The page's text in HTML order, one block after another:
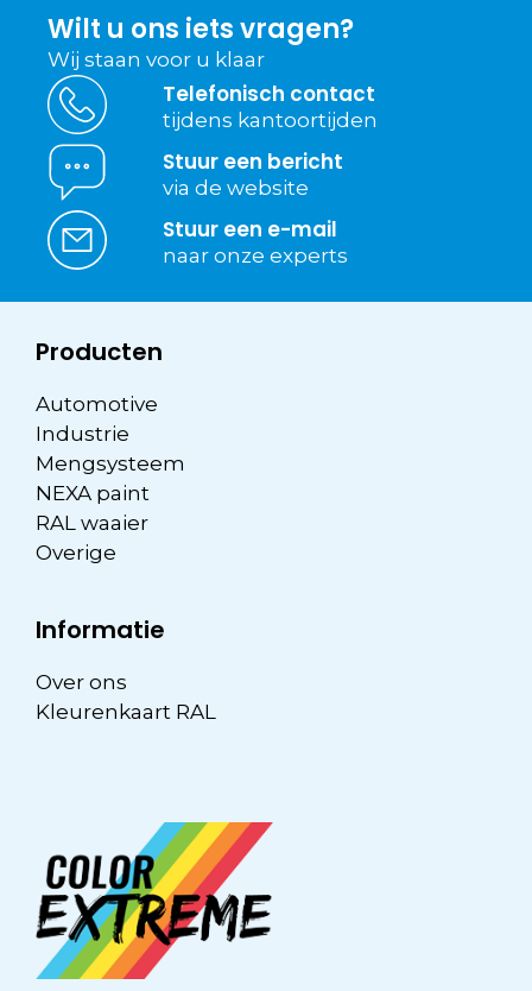
Wilt u ons iets vragen?
Wij staan voor u klaar
Telefonisch contact
tijdens kantoortijden
Stuur een bericht
via de website
Stuur een e-mail
naar onze experts
Producten
Automotive
Industrie
Mengsysteem
NEXA paint
RAL waaier
Overige
Informatie
Over ons
Kleurenkaart RAL